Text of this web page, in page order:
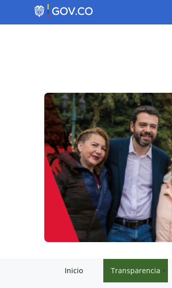
Inicio Transparencia